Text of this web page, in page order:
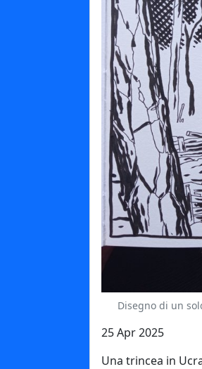
Disegno di un
25 Apr 2025
Una trincea in